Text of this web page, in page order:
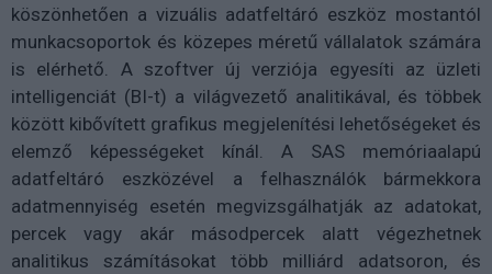
köszönhetően a vizuális adatfeltáró eszköz mostantól
munkacsoportok és közepes méretű vállalatok számára
is elérhető. A szoftver új verziója egyesíti az üzleti
intelligenciát (BI-t) a világvezető analitikával, és többek
között kibővített grafikus megjelenítési lehetőségeket és
elemző képességeket kínál. A SAS memóriaalapú
adatfeltáró eszközével a felhasználók bármekkora
adatmennyiség esetén megvizsgálhatják az adatokat,
percek vagy akár másodpercek alatt végezhetnek
analitikus számításokat több milliárd adatsoron, és